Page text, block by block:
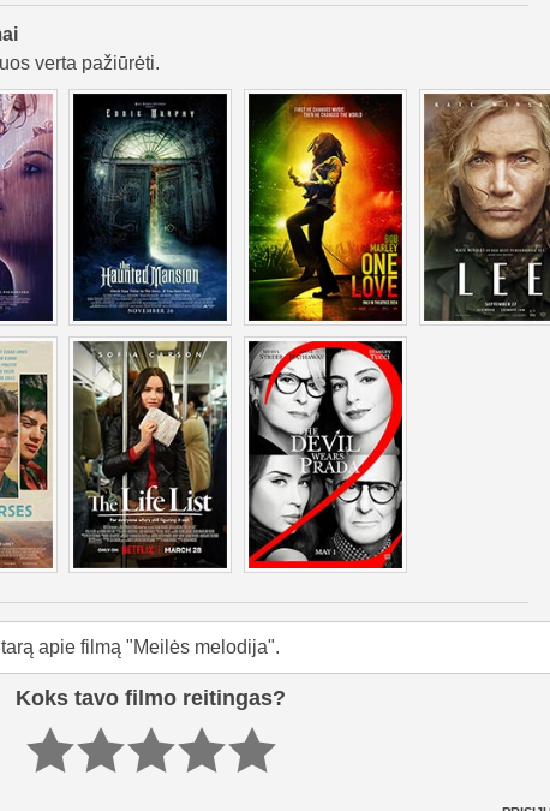
verta pažiūrėti.
apie filmą "Meilės melodija".